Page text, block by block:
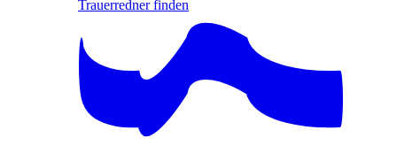
Trauerredner finden